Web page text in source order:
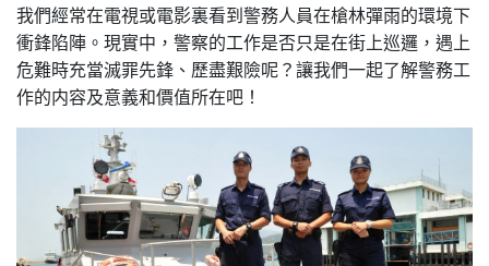
我們經常在電視或電影裏看到警務人員在槍林彈雨的環境下
衝鋒陷陣。現實中，警察的工作是否只是在街上巡邏，遇上
危難時充當滅罪先鋒、歷盡艱險呢？讓我們一起了解警務工
作的内容及意義和價值所在吧！